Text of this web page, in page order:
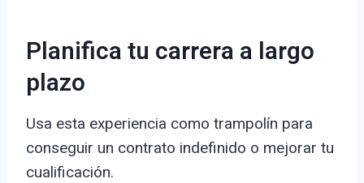
Planifica tu carrera a largo
plazo
Usa esta experiencia como trampolín para
conseguir un contrato indefinido o mejorar tu
cualificación.